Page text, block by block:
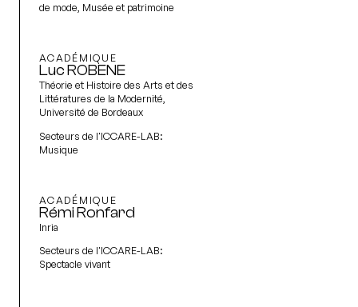
de mode, Musée et patrimoine
ACADÉMIQUE
Luc ROBENE
Théorie et Histoire des Arts et des
Littératures de la Modernité,
Université de Bordeaux
Secteurs de l'ICCARE-LAB:
Musique
ACADÉMIQUE
Rémi Ronfard
Inria
Secteurs de l'ICCARE-LAB:
Spectacle vivant